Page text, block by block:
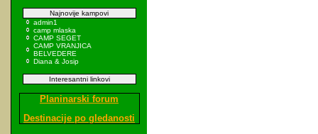
Najnovije kampovi
admin1
camp mlaska
CAMP SEGET
CAMP VRANJICA
BELVEDERE
Diana & Josip
Interesantni linkovi
Planinarski forum
Destinacije po gledanosti